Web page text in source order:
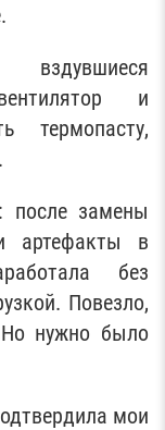
и
термопасту,
после замены
артефакты в
без
Повезло,
нужно было
мои